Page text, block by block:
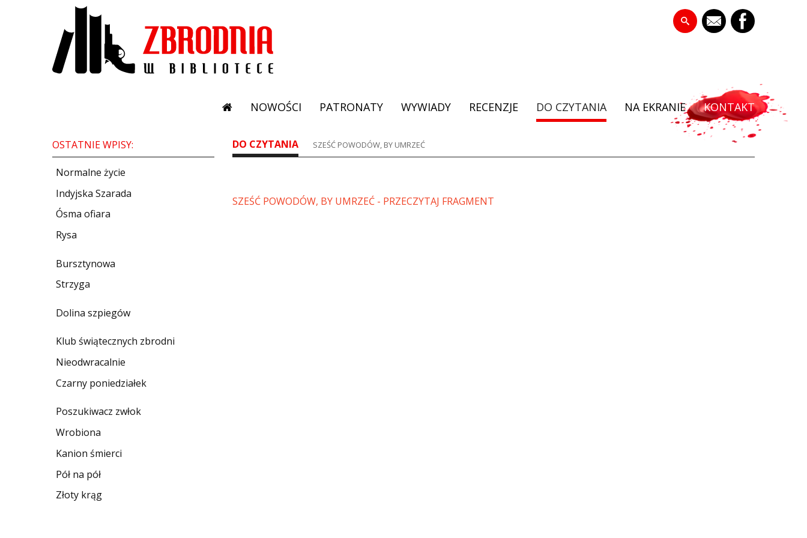
NOWOŚCI PATRONATY WYWIADY RECENZJE DO CZYTANIA NA EKRANIE KONTAKT
OSTATNIE WPISY:
Normalne życie
Indyjska Szarada
Ósma ofiara
Rysa
Bursztynowa
Strzyga
Dolina szpiegów
Klub świątecznych zbrodni
Nieodwracalnie
Czarny poniedziałek
Poszukiwacz zwłok
Wrobiona
Kanion śmierci
Pół na pół
Złoty krąg
DO CZYTANIA SZEŚĆ POWODÓW, BY UMRZEĆ
SZEŚĆ POWODÓW, BY UMRZEĆ - PRZECZYTAJ FRAGMENT